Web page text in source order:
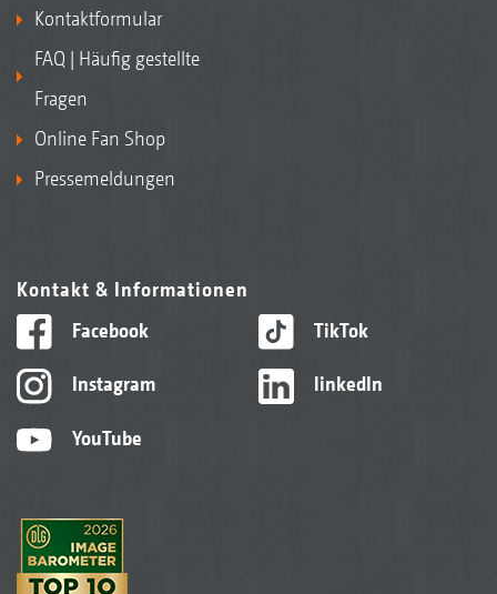
Kontaktformular
FAQ | Häufig gestellte
Fragen
Online Fan Shop
Pressemeldungen
Kontakt & Informationen
Facebook
Instagram
YouTube
TikTok
linkedIn